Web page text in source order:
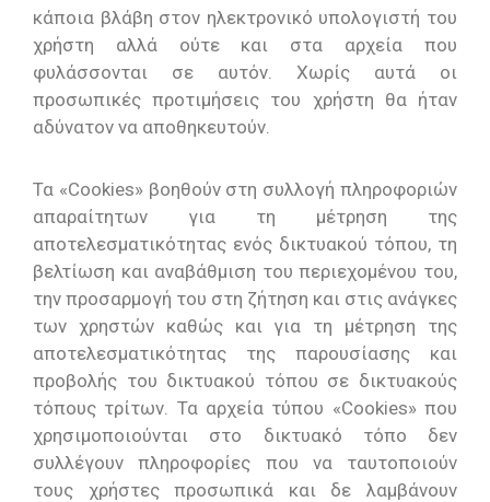
κάποια βλάβη στον ηλεκτρονικό υπολογιστή του
χρήστη αλλά ούτε και στα αρχεία που
φυλάσσονται σε αυτόν. Χωρίς αυτά οι
προσωπικές προτιμήσεις του χρήστη θα ήταν
αδύνατον να αποθηκευτούν.
Τα «Cookies» βοηθούν στη συλλογή πληροφοριών
απαραίτητων για τη μέτρηση της
αποτελεσματικότητας ενός δικτυακού τόπου, τη
βελτίωση και αναβάθμιση του περιεχομένου του,
την προσαρμογή του στη ζήτηση και στις ανάγκες
των χρηστών καθώς και για τη μέτρηση της
αποτελεσματικότητας της παρουσίασης και
προβολής του δικτυακού τόπου σε δικτυακούς
τόπους τρίτων. Τα αρχεία τύπου «Cookies» που
χρησιμοποιούνται στο δικτυακό τόπο δεν
συλλέγουν πληροφορίες που να ταυτοποιούν
τους χρήστες προσωπικά και δε λαμβάνουν